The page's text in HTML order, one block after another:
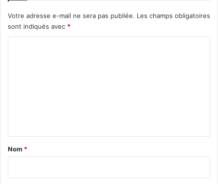
Votre adresse e-mail ne sera pas publiée. Les champs obligatoires
sont indiqués avec *
a
Nom *